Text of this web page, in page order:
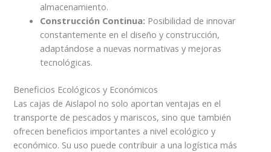
almacenamiento.
Construcción Continua: Posibilidad de innovar
constantemente en el diseño y construcción,
adaptándose a nuevas normativas y mejoras
tecnológicas.
Beneficios Ecológicos y Económicos
Las cajas de Aislapol no solo aportan ventajas en el
transporte de pescados y mariscos, sino que también
ofrecen beneficios importantes a nivel ecológico y
económico. Su uso puede contribuir a una logística más